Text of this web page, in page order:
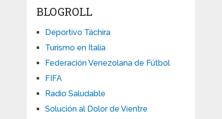
BLOGROLL
Deportivo Táchira
Turismo en Italia
Federación Venezolana de Fútbol
FIFA
Radio Saludable
Solución al Dolor de Vientre